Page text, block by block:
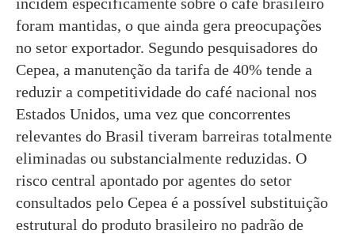
foram mantidas, o que ainda gera preocupações
no setor exportador. Segundo pesquisadores do
Cepea, a manutenção da tarifa de 40% tende a
reduzir a competitividade do café nacional nos
Estados Unidos, uma vez que concorrentes
relevantes do Brasil tiveram barreiras totalmente
eliminadas ou substancialmente reduzidas. O
risco central apontado por agentes do setor
consultados pelo Cepea é a possível substituição
estrutural do produto brasileiro no padrão de